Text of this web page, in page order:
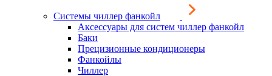
Системы чиллер фанкойл
Аксессуары для систем чиллер фанкойл
Баки
Прецизионные кондиционеры
Фанкойлы
Чиллер